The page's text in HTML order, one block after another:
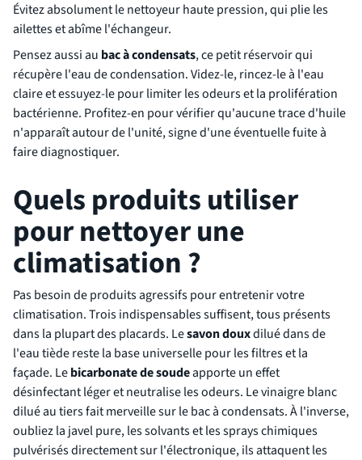
Évitez absolument le nettoyeur haute pression, qui plie les
ailettes et abîme l'échangeur.
Pensez aussi au bac à condensats, ce petit réservoir qui
récupère l'eau de condensation. Videz-le, rincez-le à l'eau
claire et essuyez-le pour limiter les odeurs et la prolifération
bactérienne. Profitez-en pour vérifier qu'aucune trace d'huile
n'apparaît autour de l'unité, signe d'une éventuelle fuite à
faire diagnostiquer.
Quels produits utiliser
pour nettoyer une
climatisation ?
Pas besoin de produits agressifs pour entretenir votre
climatisation. Trois indispensables suffisent, tous présents
dans la plupart des placards. Lesavon douxdilué dans de
l'eau tiède reste la base universelle pour les filtres et la
façade. Lebicarbonate de soudeapporte un effet
désinfectant léger et neutralise les odeurs. Le vinaigre blanc
dilué au tiers fait merveille sur le bac à condensats. À l'inverse,
oubliez la javel pure, les solvants et les sprays chimiques
pulvérisés directement sur l'électronique, ils attaquent les